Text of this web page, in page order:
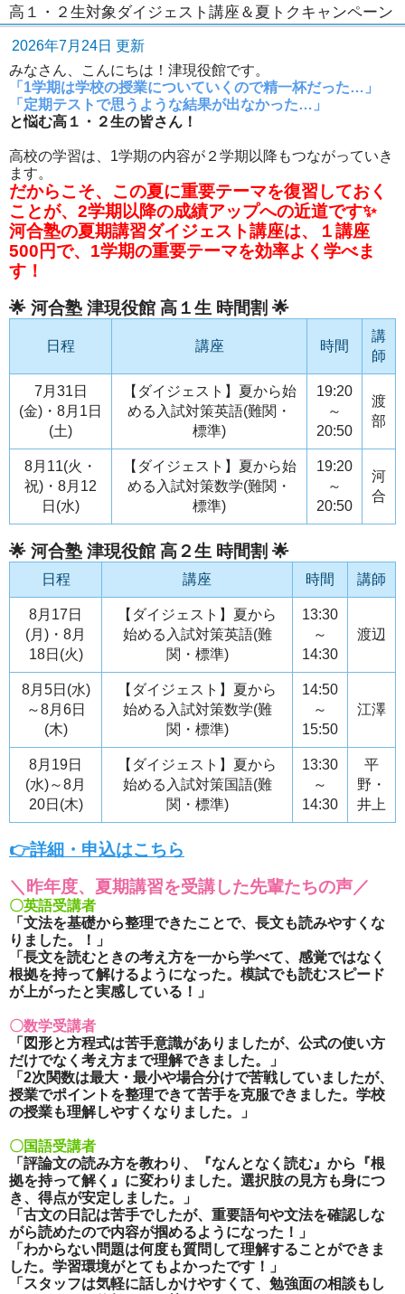
高１・２生対象ダイジェスト講座＆夏トクキャンペーン
2026年7月24日 更新
みなさん、こんにちは！津現役館です。
「1学期は学校の授業についていくので精一杯だった…」
「定期テストで思うような結果が出なかった…」
と悩む高１・２生の皆さん！
高校の学習は、1学期の内容が２学期以降もつながっていき
ます。
だからこそ、この夏に重要テーマを復習しておく
ことが、2学期以降の成績アップへの近道です✨
河合塾の夏期講習ダイジェスト講座は、１講座
500円で、1学期の重要テーマを効率よく学べま
す！
🌟 河合塾 津現役館 高１生 時間割 🌟
日程 講座 時間
講
師
7月31日
(金)・8月1日
(土)
【ダイジェスト】夏から始
める入試対策英語(難関・
標準)
19:20
～
20:50
渡
部
8月11(火・
祝)・8月12
日(水)
【ダイジェスト】夏から始
める入試対策数学(難関・
標準)
19:20
～
20:50
河
合
🌟 河合塾 津現役館 高２生 時間割 🌟
日程 講座 時間 講師
8月17日
(月)・8月
18日(火)
【ダイジェスト】夏から
始める入試対策英語(難
関・標準)
13:30
～
14:30
渡辺
8月5日(水)
～8月6日
(木)
【ダイジェスト】夏から
始める入試対策数学(難
関・標準)
14:50
～
15:50
江澤
8月19日
(水)～8月
20日(木)
【ダイジェスト】夏から
始める入試対策国語(難
関・標準)
13:30
～
14:30
平
野・
井上
👉詳細・申込はこちら
＼昨年度、夏期講習を受講した先輩たちの声／
〇英語受講者
「文法を基礎から整理できたことで、長文も読みやすくな
りました。！」
「長文を読むときの考え方を一から学べて、感覚ではなく
根拠を持って解けるようになった。模試でも読むスピード
が上がったと実感している！」
〇数学受講者
「図形と方程式は苦手意識がありましたが、公式の使い方
だけでなく考え方まで理解できました。」
「2次関数は最大・最小や場合分けで苦戦していましたが、
授業でポイントを整理できて苦手を克服できました。学校
の授業も理解しやすくなりました。」
〇国語受講者
「評論文の読み方を教わり、『なんとなく読む』から『根
拠を持って解く』に変わりました。選択肢の見方も身につ
き、得点が安定しました。」
「古文の日記は苦手でしたが、重要語句や文法を確認しな
がら読めたので内容が掴めるようになった！」
「わからない問題は何度も質問して理解することができま
した。学習環境がとてもよかったです！」
「スタッフは気軽に話しかけやすくて、勉強面の相談もし